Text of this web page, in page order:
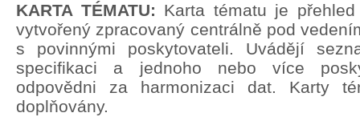
KARTA TÉMATU: Karta tématu je
vytvořený zpracovaný centrálně pod
s povinnými poskytovateli. Uvádějí
specifikaci a jednoho nebo více
odpovědni za harmonizaci dat. Karty
doplňovány.